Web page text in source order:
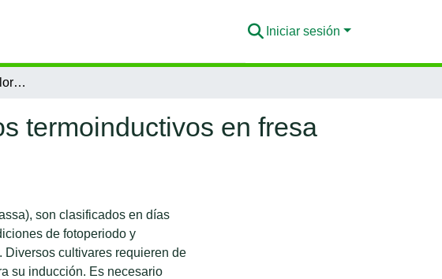
Iniciar sesión
Efecto de la inducción floral artificial por ciclos termoinductivos en fresa (Fragaria x anannassa) en Honduras
termoinductivos en fresa
son clasificados en días
de fotoperiodo y
Diversos cultivares requieren de
su inducción. Es necesario